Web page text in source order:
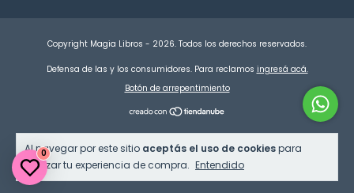
Al navegar por este sitio aceptás el uso de cookiespara
agilizar tu experiencia de compra. Entendido
Copyright Magia Libros - 2026. Todos los derechos reservados.
Defensa de las y los consumidores. Para reclamos ingresá acá.
Botón de arrepentimiento
0